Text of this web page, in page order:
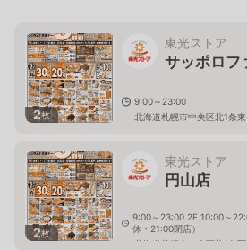
2枚
東光ストア
サッポロフ
9:00～23:00
北海道札幌市中央区北1条
2枚
東光ストア
円山店
9:00～23:00 2F 10:00～
休・21:00閉店）
北海道札幌市中央区北1条